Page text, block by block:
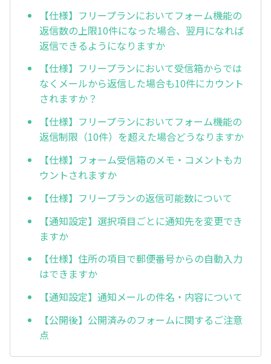
【仕様】フリープランにおいてフォーム機能の
返信数の上限10件になった場合、翌月になれば
返信できるようになりますか
【仕様】フリープランにおいて受信箱からでは
なくメールから返信した場合も10件にカウント
されますか？
【仕様】フリープランにおいてフォーム機能の
返信制限（10件）を超えた場合どうなりますか
【仕様】フォーム受信箱のメモ・コメントもカ
ウントされますか
【仕様】フリープランの返信可能数について
【通知設定】選択項目ごとに通知先を変更でき
ますか
【仕様】住所の項目で郵便番号からの自動入力
はできますか
【通知設定】通知メールの件名・内容について
【公開後】公開済みのフォームに関するご注意
点